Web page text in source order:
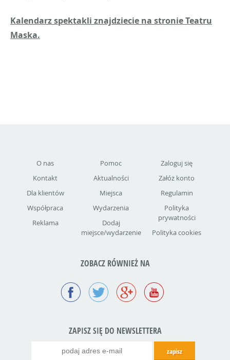
Kalendarz spektakli znajdziecie na stronie Teatru
Maska.
O nas
Kontakt
Dla klientów
Współpraca
Reklama
Pomoc
Aktualności
Miejsca
Wydarzenia
Dodaj
miejsce/wydarzenie
Zaloguj się
Załóż konto
Regulamin
Polityka
prywatności
Polityka cookies
ZOBACZ RÓWNIEŻ NA
ZAPISZ SIĘ DO NEWSLETTERA